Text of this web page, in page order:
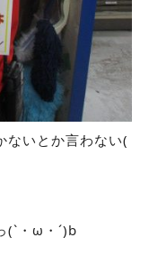
ないとか言わない(
(`・ω・´)b